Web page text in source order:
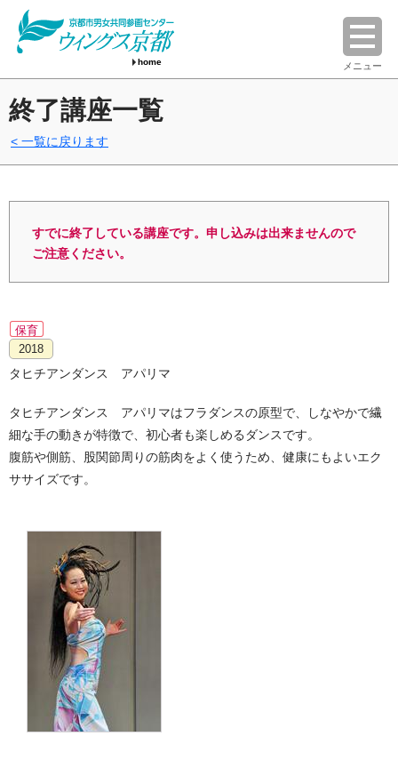
home メニュー
終了講座一覧
一覧に戻ります
すでに終了している講座です。申し込みは出来ませんので
ご注意ください。
保育
2018
タヒチアンダンス アパリマ
タヒチアンダンス アパリマはフラダンスの原型で、しなやかで繊
細な手の動きが特徴で、初心者も楽しめるダンスです。
腹筋や側筋、股関節周りの筋肉をよく使うため、健康にもよいエク
ササイズです。